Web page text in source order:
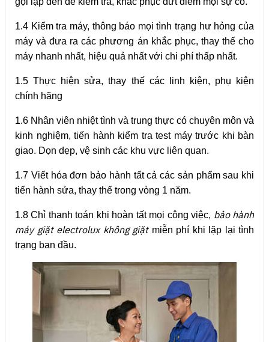
1.4 Kiểm tra máy, thông báo mọi tình trạng hư hỏng của
máy và đưa ra các phương án khắc phục, thay thế cho
máy nhanh nhất, hiệu quả nhất với chi phí thấp nhất.
1.5 Thực hiện sửa, thay thế các linh kiện, phụ kiện
chính hãng
1.6 Nhân viên nhiệt tình và trung thực có chuyên môn và
kinh nghiệm, tiến hành kiểm tra test máy trước khi bàn
giao. Dọn dẹp, vệ sinh các khu vực liên quan.
1.7 Viết hóa đơn bảo hành tất cả các sản phẩm sau khi
tiến hành sửa, thay thế trong vòng 1 năm.
1.8 Chỉ thanh toán khi hoàn tất mọi công việc, bảo hành
máy giặt electrolux không giặtmiễn phí khi lặp lại tình
trạng ban đầu.